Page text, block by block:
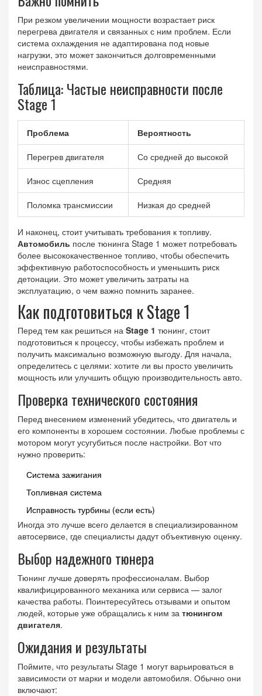
При резком увеличении мощности возрастает риск
перегрева двигателя и связанных с ним проблем. Если
система охлаждения не адаптирована под новые
нагрузки, это может закончиться долговременными
неисправностями.
Таблица: Частые неисправности после
Stage 1
Проблема Вероятность
Перегрев двигателя Со средней до высокой
Износ сцепления Средняя
Поломка трансмиссии Низкая до средней
И наконец, стоит учитывать требования к топливу.
Автомобиль после тюнинга Stage 1 может потребовать
более высококачественное топливо, чтобы обеспечить
эффективную работоспособность и уменьшить риск
детонации. Это может увеличить затраты на
эксплуатацию, о чем важно помнить заранее.
Как подготовиться к Stage 1
Перед тем как решиться на Stage 1 тюнинг, стоит
подготовиться к процессу, чтобы избежать проблем и
получить максимально возможную выгоду. Для начала,
определитесь с целями: хотите ли вы просто увеличить
мощность или улучшить общую производительность авто.
Проверка технического состояния
Перед внесением изменений убедитесь, что двигатель и
его компоненты в хорошем состоянии. Любые проблемы с
мотором могут усугубиться после настройки. Вот что
нужно проверить:
Система зажигания
Топливная система
Исправность турбины (если есть)
Иногда это лучше всего делается в специализированном
автосервисе, где специалисты дадут объективную оценку.
Выбор надежного тюнера
Тюнинг лучше доверять профессионалам. Выбор
квалифицированного механика или сервиса — залог
качества работы. Поинтересуйтесь отзывами и опытом
людей, которые уже обращались к ним за тюнингом
двигателя.
Ожидания и результаты
Поймите, что результаты Stage 1 могут варьироваться в
зависимости от марки и модели автомобиля. Обычно они
включают: